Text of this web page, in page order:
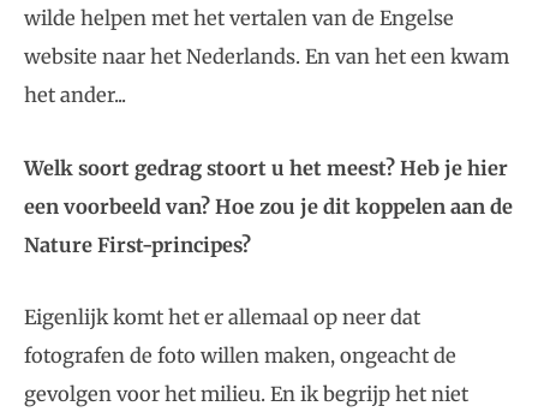
wilde helpen met het vertalen van de Engelse
website naar het Nederlands. En van het een kwam
het ander...
Welk soort gedrag stoort u het meest? Heb je hier
een voorbeeld van? Hoe zou je dit koppelen aan de
Nature First-principes?
Eigenlijk komt het er allemaal op neer dat
fotografen de foto willen maken, ongeacht de
gevolgen voor het milieu. En ik begrijp het niet